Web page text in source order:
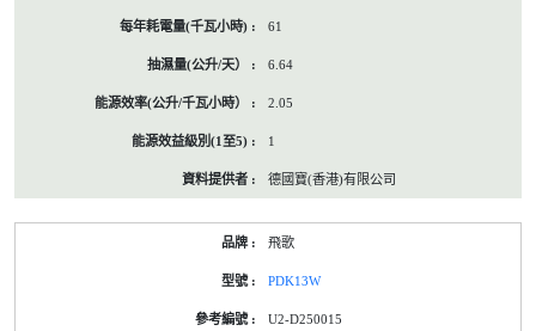
61
6.64
2.05
1
德國寶(香港)有限公司
飛歌
PDK13W
U2-D250015